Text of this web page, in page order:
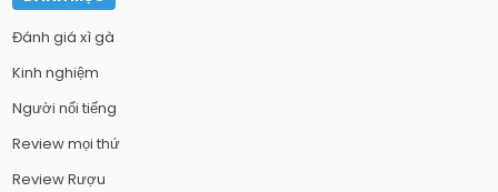
Đánh giá xì gà
Kinh nghiệm
Người nổi tiếng
Review mọi thứ
Review Rượu